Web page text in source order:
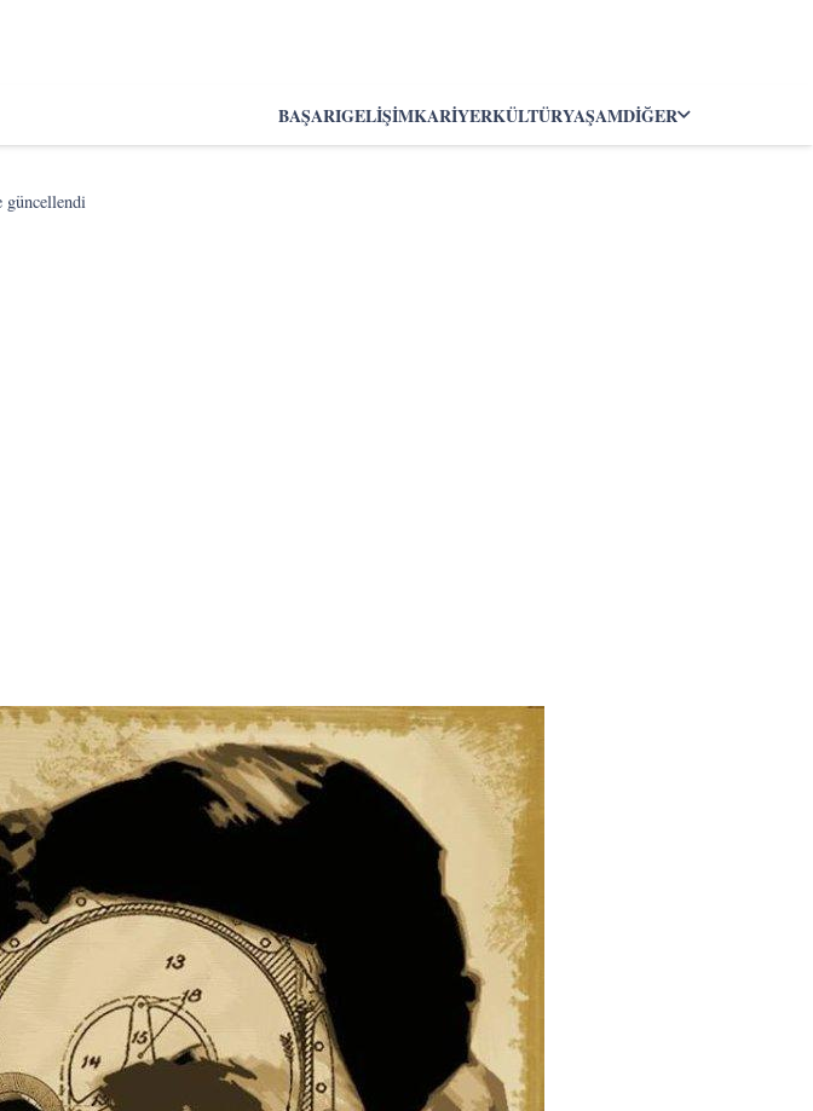
BAŞARIGELIŞIMKARIYERKÜLTÜRYAŞAMDIĞER
güncellendi